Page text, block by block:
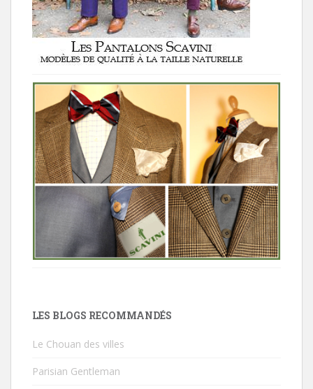
LES BLOGS RECOMMANDÉS
Le Chouan des villes
Parisian Gentleman